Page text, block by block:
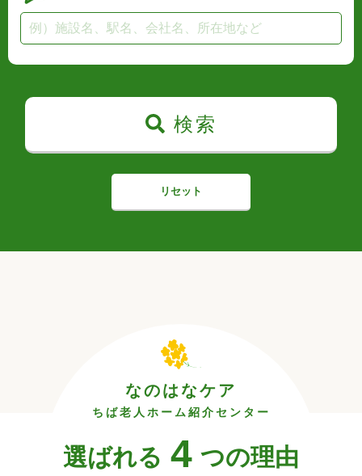
検索
リセット
なのはなケア
ちば老人ホーム紹介センター
選ばれる 4 つの理由